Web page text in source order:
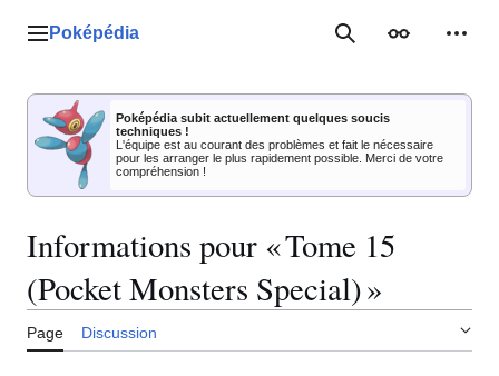
Menu principal
Poképédia RechercherApparence
Poképédia subit actuellement quelques soucis
techniques !
L'équipe est au courant des problèmes et fait le nécessaire
pour les arranger le plus rapidement possible. Merci de votre
compréhension !
Informations pour « Tome 15
(Pocket Monsters Special) »
Page Discussion